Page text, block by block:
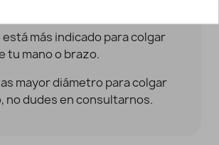
está más indicado para colgar
tu mano o brazo.
mayor diámetro para colgar
no dudes en consultarnos.